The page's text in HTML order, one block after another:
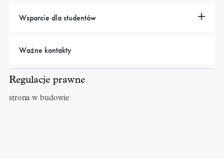
Wsparcie dla studentów
Ważne kontakty
Regulacje prawne
strona w budowie